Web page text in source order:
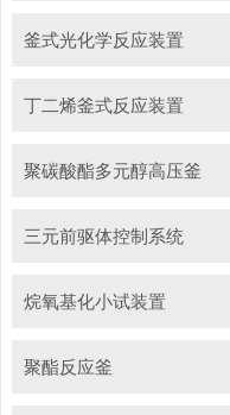
釜式光化学反应装置
丁二烯釜式反应装置
聚碳酸酯多元醇高压釜
三元前驱体控制系统
烷氧基化小试装置
聚酯反应釜